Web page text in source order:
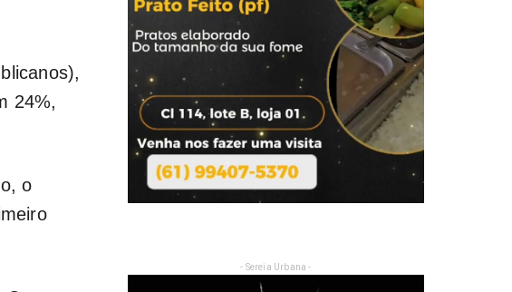
24%,
o
- Sereia Urbana -